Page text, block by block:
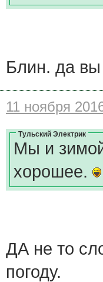
Блин. да
11 ноября
Тульский Электрик
Мы и
хорошее.
ДА не то
погоду.